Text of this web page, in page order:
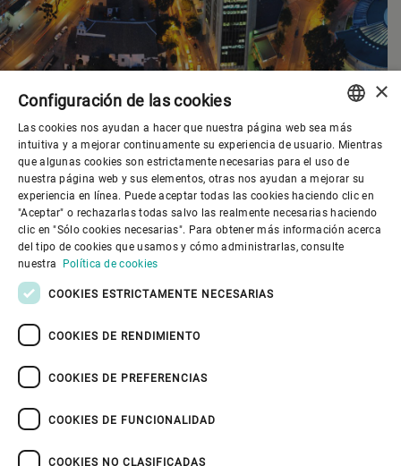
Gobierno corporativo
El mundo de Bühler
ENGLISH
SPANISH
GERMAN
FRENCH
×
Configuración de las cookies
Las cookies nos ayudan a hacer que nuestra página web sea más
intuitiva y a mejorar continuamente su experiencia de usuario. Mientras
que algunas cookies son estrictamente necesarias para el uso de
nuestra página web y sus elementos, otras nos ayudan a mejorar su
experiencia en línea. Puede aceptar todas las cookies haciendo clic en
"Aceptar" o rechazarlas todas salvo las realmente necesarias haciendo
clic en "Sólo cookies necesarias". Para obtener más información acerca
del tipo de cookies que usamos y cómo administrarlas, consulte
nuestra Política de cookies
COOKIES ESTRICTAMENTE NECESARIAS
COOKIES DE RENDIMIENTO
COOKIES DE PREFERENCIAS
COOKIES DE FUNCIONALIDAD
COOKIES NO CLASIFICADAS